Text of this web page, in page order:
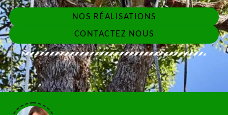
NOS RÉALISATIONS
CONTACTEZ NOUS